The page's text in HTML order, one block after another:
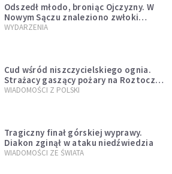
Odszedł młodo, broniąc Ojczyzny. W
Nowym Sączu znaleziono zwłoki
mężczyzny z czasów potopu
WYDARZENIA
Cud wśród niszczycielskiego ognia.
Strażacy gaszący pożary na Roztoczu
opublikowali niezwykłe zdjęcie
WIADOMOŚCI Z POLSKI
Tragiczny finał górskiej wyprawy.
Diakon zginął w ataku niedźwiedzia
WIADOMOŚCI ZE ŚWIATA